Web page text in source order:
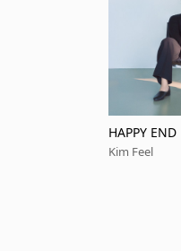
HAPPY END
Kim Feel